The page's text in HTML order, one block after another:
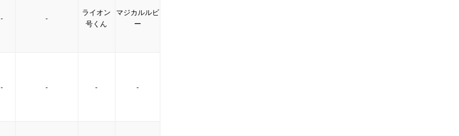
- -
ライオン
号くん
マジカルルビ
ー
- - - -